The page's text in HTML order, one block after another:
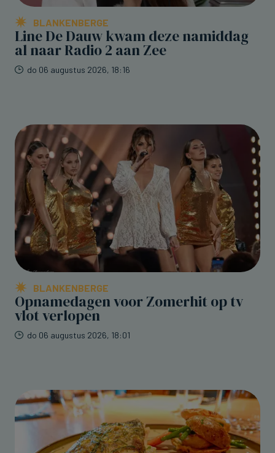
BLANKENBERGE
Line De Dauw kwam deze namiddag
al naar Radio 2 aan Zee
do 06 augustus 2026, 18:16
BLANKENBERGE
Opnamedagen voor Zomerhit op tv
vlot verlopen
do 06 augustus 2026, 18:01